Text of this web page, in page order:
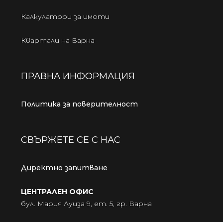
Калкулатори за имоти
Квартали на Варна
ПРАВНА ИНФОРМАЦИЯ
Политика за поверителност
СВЪРЖЕТЕ СЕ С НАС
Директно запитване
ЦЕНТРАЛЕН ОФИС
бул. Мария Луиза 9, ет. 5, гр. Варна